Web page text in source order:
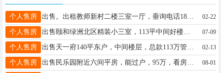
个人售房 出售。出租教师新村二楼三室一厅，垂询电话18032956786 02-22
个人售房 07-09
个人售房 02-13
个人售房 出售民乐园附近六间平房，能过户，95万，看房电话15833494632 08-01